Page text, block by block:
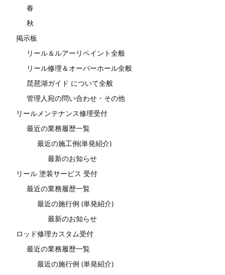
春
秋
掲示板
リール＆ルアーリペイント全般
リール修理＆オーバーホール全般
琵琶湖ガイド について全般
管理人宛の問い合わせ・その他
リールメンテナンス修理受付
最近の業務履歴一覧
最近の施工例(単発紹介)
最新のお知らせ
リール 塗装サービス 受付
最近の業務履歴一覧
最近の施行例 (単発紹介)
最新のお知らせ
ロッド修理カスタム受付
最近の業務履歴一覧
最近の施行例 (単発紹介)